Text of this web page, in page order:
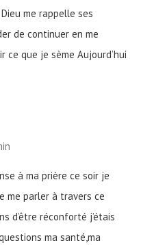
me rappelle ses
de continuer en me
ce que je sème Aujourd’hui
à ma prière ce soir je
me parler à travers ce
d’être réconforté j’étais
ma santé,ma